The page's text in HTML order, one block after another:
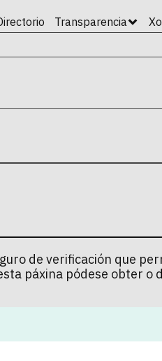
Transparencia
de verificación que
páxina pódese obter o